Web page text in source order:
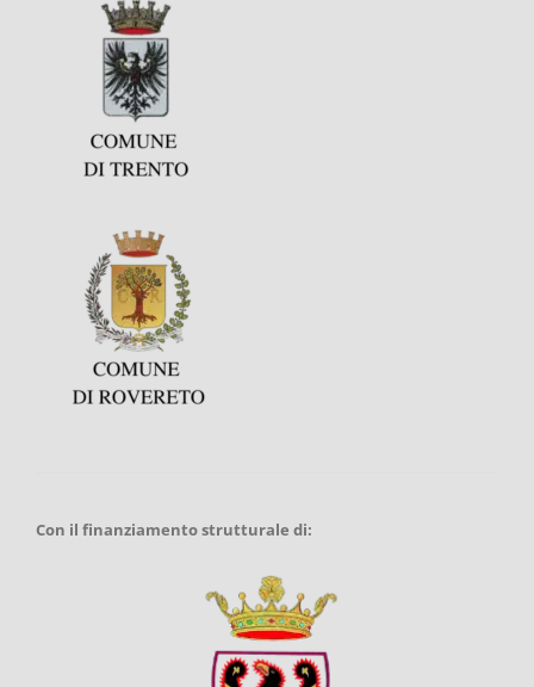
Con il finanziamento strutturale di: